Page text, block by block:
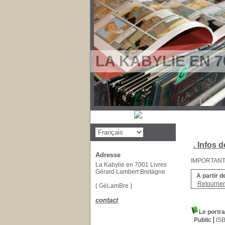
LA KABYLIE EN
. Infos
A partir
Le
Public
Adresse
La Kabylie en 7001 Livres
Gérard Lambert Bretagne
( GéLamBre )
contact